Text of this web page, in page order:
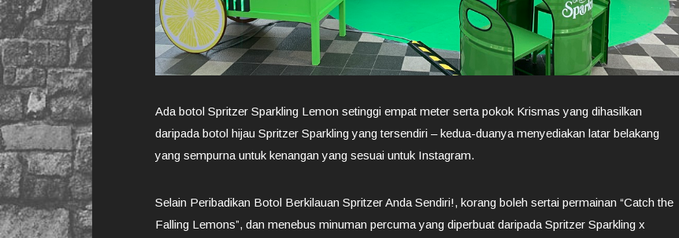
Ada botol Spritzer Sparkling Lemon setinggi empat meter serta pokok Krismas yang dihasilkan
daripada botol hijau Spritzer Sparkling yang tersendiri – kedua-duanya menyediakan latar belakang
yang sempurna untuk kenangan yang sesuai untuk Instagram.
Selain Peribadikan Botol Berkilauan Spritzer Anda Sendiri!, korang boleh sertai permainan “Catch the
Falling Lemons”, dan menebus minuman percuma yang diperbuat daripada Spritzer Sparkling x